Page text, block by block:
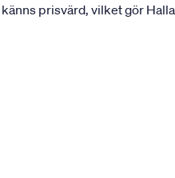
prisvärd, vilket gör